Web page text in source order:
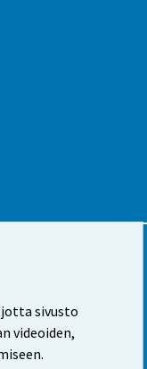
sivusto
videoiden,